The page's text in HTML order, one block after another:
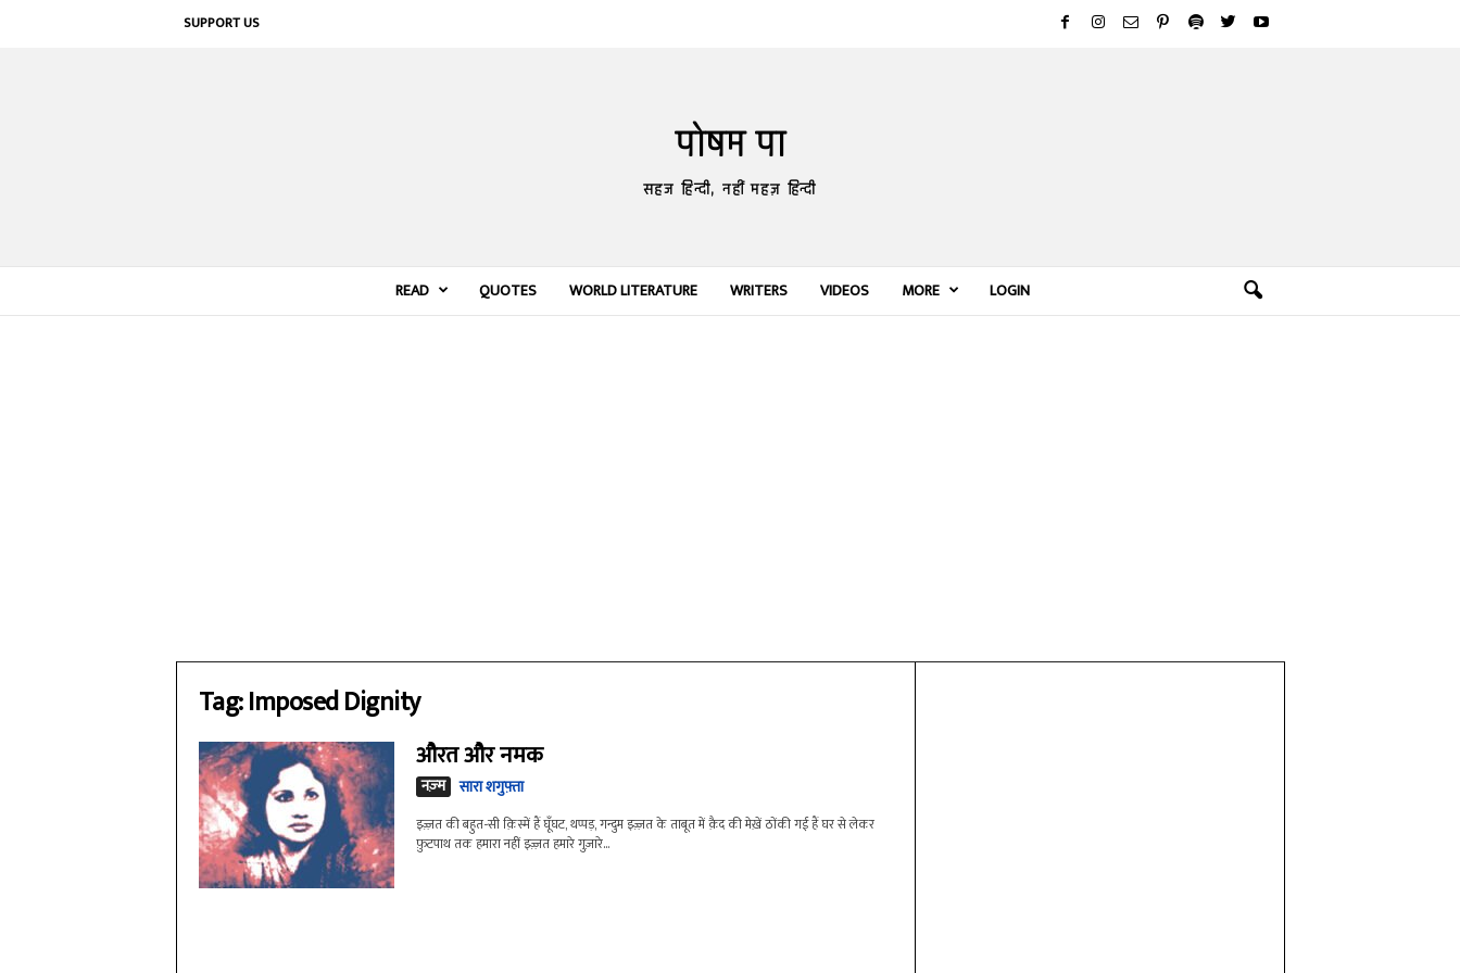
SUPPORT US
पोषम पा
सहज हिन्दी, नहीं महज़ हिन्दी
READ QUOTES WORLD LITERATURE WRITERS VIDEOS MORE LOGIN
Tag: Imposed Dignity
औरत और नमक
नज़्म सारा शगुफ़्ता
इज़्ज़त की बहुत-सी क़िस्में हैं घूँघट, थप्पड़, गन्दुम इज़्ज़त के ताबूत में क़ैद की मेख़ें ठोंकी गई हैं घर से लेकर
फ़ुटपाथ तक हमारा नहीं इज़्ज़त हमारे गुज़ारे...